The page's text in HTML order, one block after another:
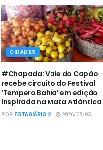
CIDADES
#Chapada: Vale do Capão
recebe circuito do Festival
‘Tempero Bahia’ em edição
inspirada na Mata Atlântica
POR ESTAGIÁRIO 2 2026/08/05